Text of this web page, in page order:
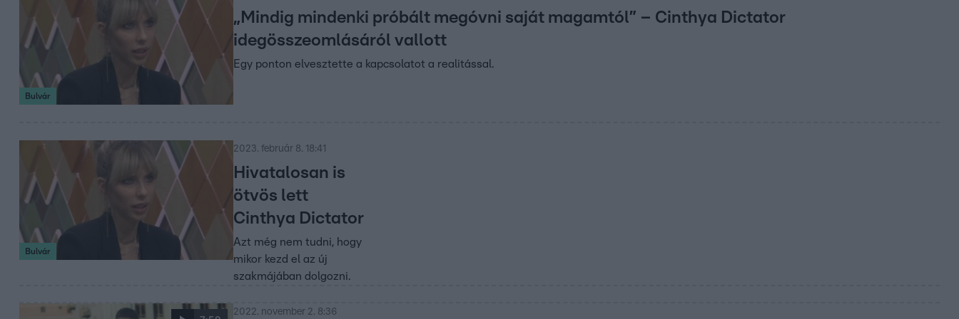
Bulvár
„Mindig mindenki próbált megóvni saját magamtól” – Cinthya Dictator
idegösszeomlásáról vallott
Egy ponton elvesztette a kapcsolatot a realitással.
Bulvár
2023. február 8. 18:41
Hivatalosan is
ötvös lett
Cinthya Dictator
Azt még nem tudni, hogy
mikor kezd el az új
szakmájában dolgozni.
2022. november 2. 8:36